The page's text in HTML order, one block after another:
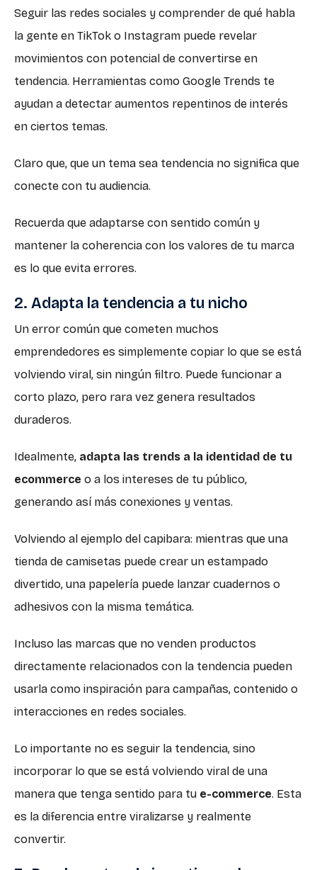
Seguir las redes sociales y comprender de qué habla
la gente en TikTok o Instagram puede revelar
movimientos con potencial de convertirse en
tendencia. Herramientas como Google Trends te
ayudan a detectar aumentos repentinos de interés
en ciertos temas.
Claro que, que un tema sea tendencia no significa que
conecte con tu audiencia.
Recuerda que adaptarse con sentido común y
mantener la coherencia con los valores de tu marca
es lo que evita errores.
2. Adapta la tendencia a tu nicho
Un error común que cometen muchos
emprendedores es simplemente copiar lo que se está
volviendo viral, sin ningún filtro. Puede funcionar a
corto plazo, pero rara vez genera resultados
duraderos.
Idealmente, adapta las trends a la identidad de tu
ecommerce o a los intereses de tu público,
generando así más conexiones y ventas.
Volviendo al ejemplo del capibara: mientras que una
tienda de camisetas puede crear un estampado
divertido, una papelería puede lanzar cuadernos o
adhesivos con la misma temática.
Incluso las marcas que no venden productos
directamente relacionados con la tendencia pueden
usarla como inspiración para campañas, contenido o
interacciones en redes sociales.
Lo importante no es seguir la tendencia, sino
incorporar lo que se está volviendo viral de una
manera que tenga sentido para tu e-commerce. Esta
es la diferencia entre viralizarse y realmente
convertir.